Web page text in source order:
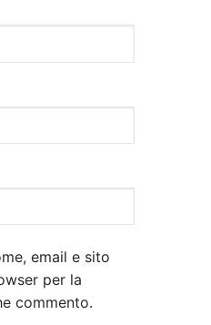
email e sito
per la
commento.